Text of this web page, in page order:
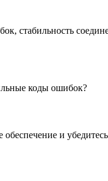
стабильность
коды ошибок?
и